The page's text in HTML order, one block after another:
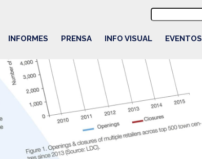
Buscar:
INFORMES PRENSA INFO VISUAL EVENTOS